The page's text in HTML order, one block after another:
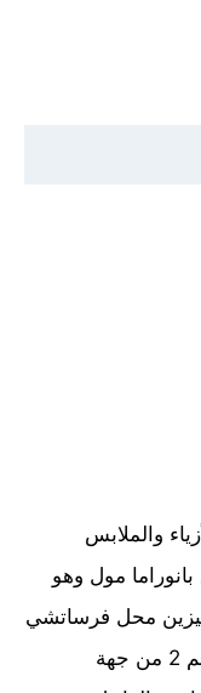
والملابس
مول وهو
محل فرساتشي
جينز كوتور، يقع المحل يمين البوابة رقم 2 من جهة